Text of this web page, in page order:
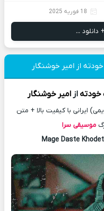
18 فوریه 2025
...
از امیر خوشنگار
ازامیر خوشنگار
ایرانی با کیفیت بالا + متن
موسیقی سرا
Mage Daste